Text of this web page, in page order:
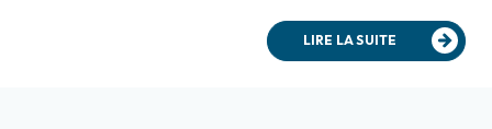
LIRE LA SUITE